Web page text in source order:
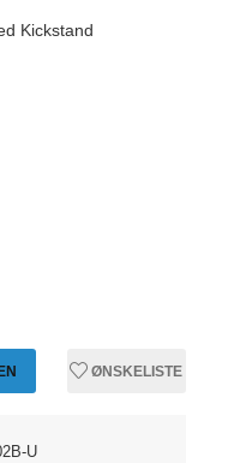
Kickstand
ØNSKELISTE
U